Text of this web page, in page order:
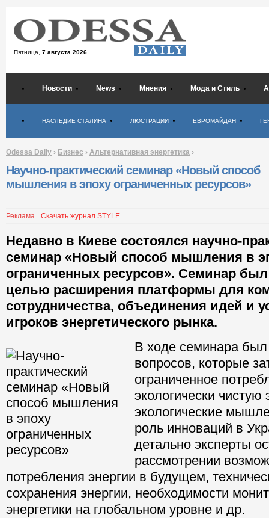
Пятница, 7 августа 2026
Новости News Мнения Мода и Стиль
НАСЛЕДИЕ СТАЛИНА ЛЮСТРАЦИИ ЕВРОМАЙДАН
Odessa Daily › Бизнес › Альтернативная энергетика ›
Научно-практический семинар «Новый способ
мышления в эпоху ограниченных ресурсов»
Реклама Скачать журнал STYLE
Недавно в Киеве состоялся научно-
семинар «Новый способ мышления в
ограниченных ресурсов». Семинар был
целью расширения платформы для
сотрудничества, объединения идей и
игроков энергетического рынка.
В ходе семинара
вопросов, которые
ограниченное
экологически чистую
экологические
роль инноваций в
детально эксперты
рассмотрении
потребления энергии в будущем,
сохранения энергии, необходимости
энергетики на глобальном уровне и др.